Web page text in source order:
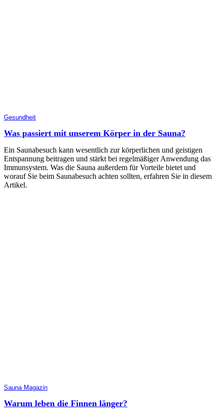
Gesundheit
Was passiert mit unserem Körper in der Sauna?
Ein Saunabesuch kann wesentlich zur körperlichen und geistigen
Entspannung beitragen und stärkt bei regelmäßiger Anwendung das
Immunsystem. Was die Sauna außerdem für Vorteile bietet und
worauf Sie beim Saunabesuch achten sollten, erfahren Sie in diesem
Artikel.
Sauna Magazin
Warum leben die Finnen länger?